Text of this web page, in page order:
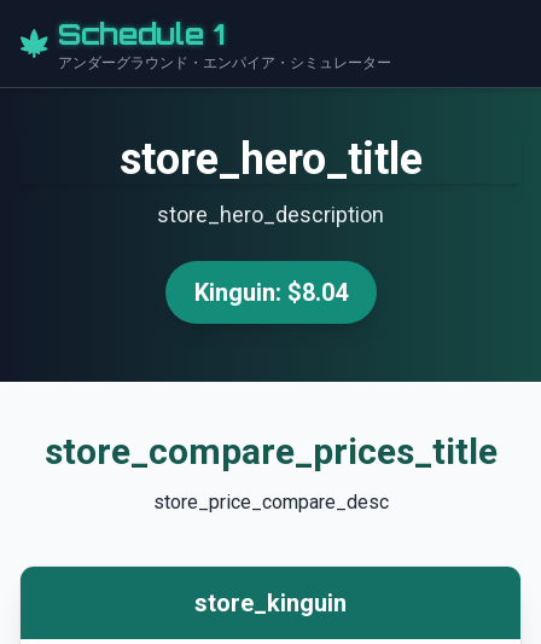
Schedule 1
アンダーグラウンド・エンパイア・シミュレーター
store_hero_title
store_hero_description
Kinguin: $8.04
store_compare_prices_title
store_price_compare_desc
store_kinguin